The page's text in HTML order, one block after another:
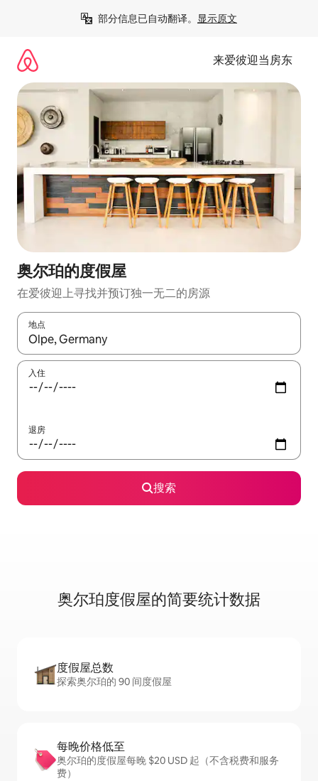
部分信息已自动翻译。 显示原文
来爱彼迎当房东
奥尔珀的度假屋
在爱彼迎上寻找并预订独一无二的房源
地点
如有搜索结果，请使用上下方向键查看，或通过点击或滑动手势
入住
退房
搜索
奥尔珀度假屋的简要统计数据
度假屋总数
探索奥尔珀的 90 间度假屋
每晚价格低至
奥尔珀的度假屋每晚 $20 USD 起（不含税费和服务
费）